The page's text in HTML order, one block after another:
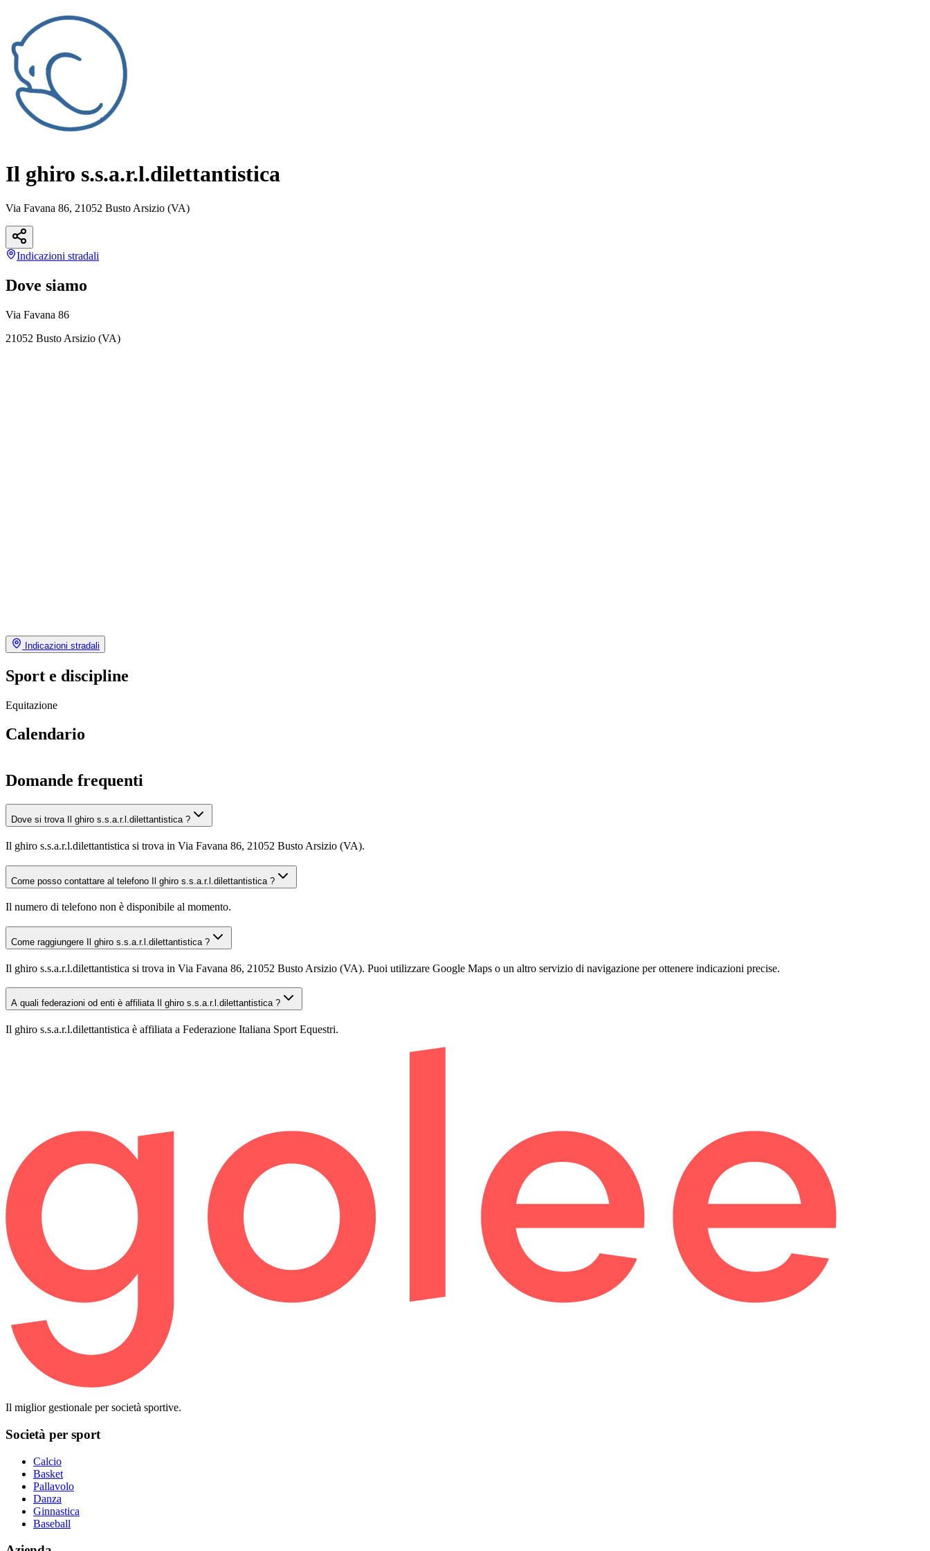
Il ghiro s.s.a.r.l.dilettantistica
Via Favana 86, 21052 Busto Arsizio (VA)
Indicazioni stradali
Dove siamo
Via Favana 86
21052 Busto Arsizio (VA)
Indicazioni stradali
Sport e discipline
Equitazione
Calendario
Domande frequenti
Dove si trova Il ghiro s.s.a.r.l.dilettantistica ?
Il ghiro s.s.a.r.l.dilettantistica si trova in Via Favana 86, 21052 Busto Arsizio (VA).
Come posso contattare al telefono Il ghiro s.s.a.r.l.dilettantistica ?
Il numero di telefono non è disponibile al momento.
Come raggiungere Il ghiro s.s.a.r.l.dilettantistica ?
Il ghiro s.s.a.r.l.dilettantistica si trova in Via Favana 86, 21052 Busto Arsizio (VA). Puoi utilizzare Google Maps o un altro servizio di navigazione per ottenere indicazioni precise.
A quali federazioni od enti è affiliata Il ghiro s.s.a.r.l.dilettantistica ?
Il ghiro s.s.a.r.l.dilettantistica è affiliata a Federazione Italiana Sport Equestri.
Il miglior gestionale per società sportive.
Società per sport
Calcio
Basket
Pallavolo
Danza
Ginnastica
Baseball